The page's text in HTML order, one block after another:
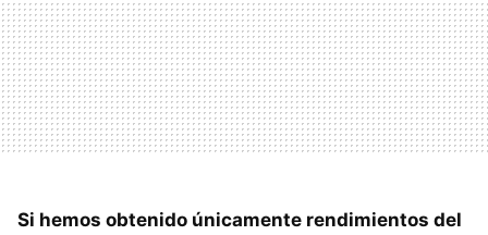
Si hemos obtenido únicamente rendimientos del